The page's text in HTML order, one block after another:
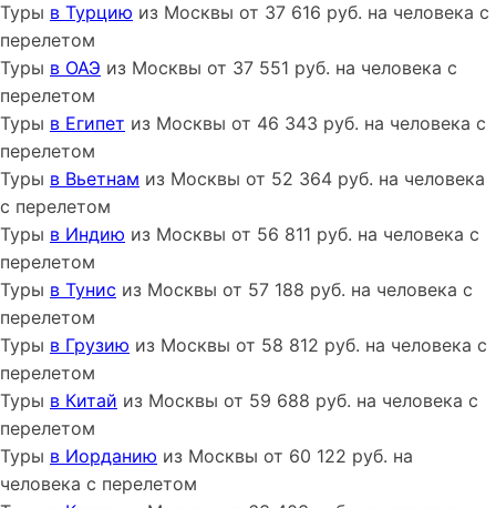
Туры в Турцию из Москвы от 37 616 руб. на человека с
перелетом
Туры в ОАЭ из Москвы от 37 551 руб. на человека с
перелетом
Туры в Египет из Москвы от 46 343 руб. на человека с
перелетом
Туры в Вьетнам из Москвы от 52 364 руб. на человека
с перелетом
Туры в Индию из Москвы от 56 811 руб. на человека с
перелетом
Туры в Тунис из Москвы от 57 188 руб. на человека с
перелетом
Туры в Грузию из Москвы от 58 812 руб. на человека с
перелетом
Туры в Китай из Москвы от 59 688 руб. на человека с
перелетом
Туры в Иорданию из Москвы от 60 122 руб. на
человека с перелетом